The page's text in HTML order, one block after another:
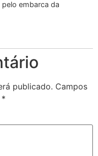
embarca da
publicado. Campos
*